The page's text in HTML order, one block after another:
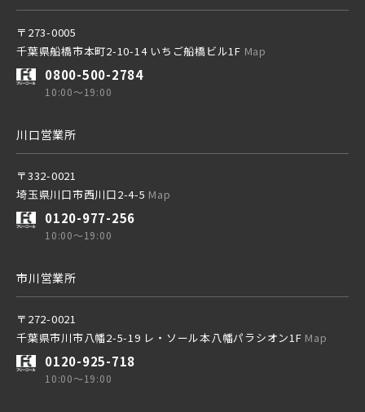
〒273-0005
千葉県船橋市本町2-10-14 いちご船橋ビル1F Map
0800-500-2784
10:00～19:00
川口営業所
〒332-0021
埼玉県川口市西川口2-4-5 Map
0120-977-256
10:00～19:00
市川営業所
〒272-0021
千葉県市川市八幡2-5-19 レ・ソール本八幡パラシオン1F Map
0120-925-718
10:00～19:00